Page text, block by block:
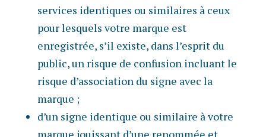
services identiques ou similaires à ceux
pour lesquels votre marque est
enregistrée, s’il existe, dans l’esprit du
public, un risque de confusion incluant le
risque d’association du signe avec la
marque ;
d’un signe identique ou similaire à votre
marque jouissant d’une renommée et